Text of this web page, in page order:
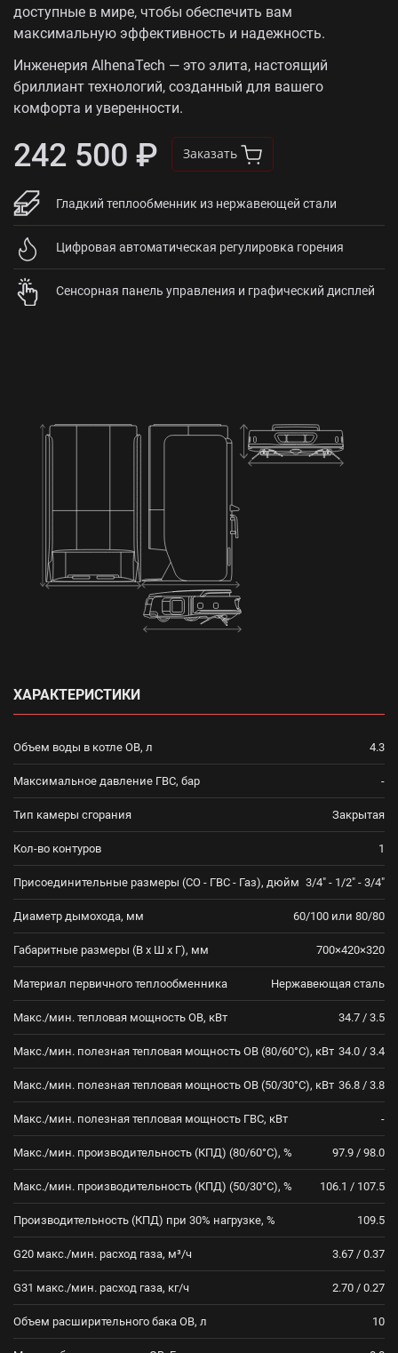
доступные в мире, чтобы обеспечить вам
максимальную эффективность и надежность.
Инженерия AlhenaTech — это элита, настоящий
бриллиант технологий, созданный для вашего
комфорта и уверенности.
242 500 ₽ Заказать
Гладкий теплообменник из нержавеющей стали
Цифровая автоматическая регулировка горения
Сенсорная панель управления и графический дисплей
ХАРАКТЕРИСТИКИ
Объем воды в котле ОВ, л 4.3
Максимальное давление ГВС, бар -
Тип камеры сгорания Закрытая
Кол-во контуров 1
Присоединительные размеры (СО - ГВС - Газ), дюйм 3/4" - 1/2" - 3/4"
Диаметр дымохода, мм 60/100 или 80/80
Габаритные размеры (В x Ш x Г), мм 700×420×320
Материал первичного теплообменника Нержавеющая сталь
Макс./мин. тепловая мощность ОВ, кВт 34.7 / 3.5
Макс./мин. полезная тепловая мощность ОВ (80/60°С), кВт 34.0 / 3.4
Макс./мин. полезная тепловая мощность ОВ (50/30°С), кВт 36.8 / 3.8
Макс./мин. полезная тепловая мощность ГВС, кВт -
Макс./мин. производительность (КПД) (80/60°С), % 97.9 / 98.0
Макс./мин. производительность (КПД) (50/30°С), % 106.1 / 107.5
Производительность (КПД) при 30% нагрузке, % 109.5
G20 макс./мин. расход газа, м³/ч 3.67 / 0.37
G31 макс./мин. расход газа, кг/ч 2.70 / 0.27
Объем расширительного бака ОВ, л 10